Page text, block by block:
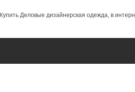
Купить Деловые дизайнерская одежда, в